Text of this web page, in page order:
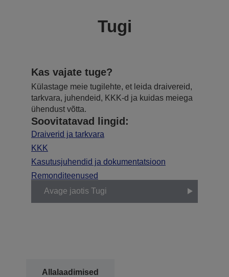
Tugi
Kas vajate tuge?
Külastage meie tugilehte, et leida draivereid,
tarkvara, juhendeid, KKK-d ja kuidas meiega
ühendust võtta.
Soovitatavad lingid:
Draiverid ja tarkvara
KKK
Kasutusjuhendid ja dokumentatsioon
Remonditeenused
Avage jaotis Tugi
Allalaadimised